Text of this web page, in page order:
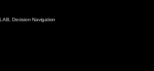
Decision Navigation